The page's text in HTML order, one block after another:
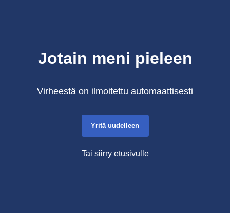
Jotain meni pieleen
Virheestä on ilmoitettu automaattisesti
Yritä uudelleen
Tai siirry etusivulle